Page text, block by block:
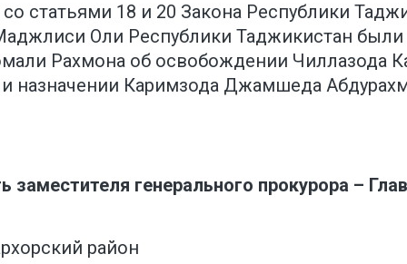
статьями 18 и 20 Закона Республики
Оли Республики Таджикистан
Рахмона об освобождении Чиллазода
назначении Каримзода Джамшеда
генерального прокурора –
район